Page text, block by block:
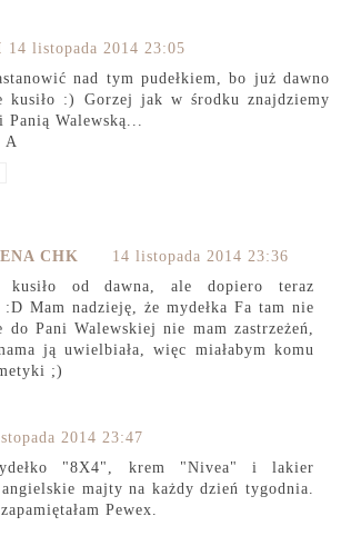
14 listopada 2014 23:05
nad tym pudełkiem, bo już dawno
kusiło :) Gorzej jak w środku znajdziemy
Panią Walewską...
A
CHK
14 listopada 2014 23:36
od dawna, ale dopiero teraz
:D Mam nadzieję, że mydełka Fa tam nie
do Pani Walewskiej nie mam zastrzeżeń,
ją uwielbiała, więc miałabym komu
;)
2014 23:47
"8X4", krem "Nivea" i lakier
majty na każdy dzień tygodnia.
Pewex.